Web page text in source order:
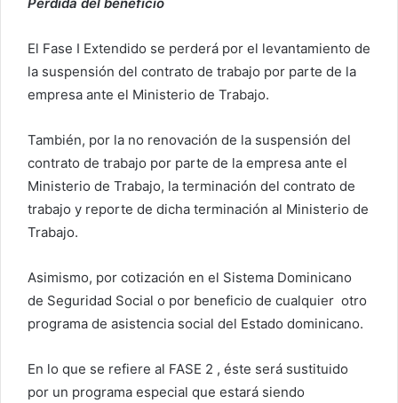
El Fase I Extendido se perderá por el levantamiento de
la suspensión del contrato de trabajo por parte de la
empresa ante el Ministerio de Trabajo.
También, por la no renovación de la suspensión del
contrato de trabajo por parte de la empresa ante el
Ministerio de Trabajo, la terminación del contrato de
trabajo y reporte de dicha terminación al Ministerio de
Trabajo.
Asimismo, por cotización en el Sistema Dominicano
de Seguridad Social o por beneficio de cualquier otro
programa de asistencia social del Estado dominicano.
En lo que se refiere al FASE 2 , éste será sustituido
por un programa especial que estará siendo